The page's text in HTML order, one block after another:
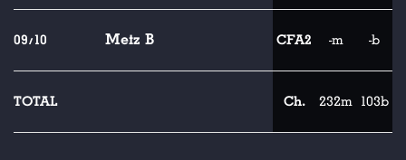
09/10 Metz B CFA2 -m -b
TOTAL Ch. 232m 103b